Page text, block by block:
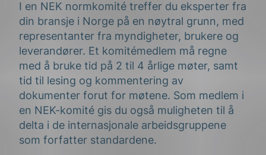
I en NEK normkomité treffer du eksperter fra
din bransje i Norge på en nøytral grunn, med
representanter fra myndigheter, brukere og
leverandører. Et komitémedlem må regne
med å bruke tid på 2 til 4 årlige møter, samt
tid til lesing og kommentering av
dokumenter forut for møtene. Som medlem i
en NEK-komité gis du også muligheten til å
delta i de internasjonale arbeidsgruppene
som forfatter standardene.